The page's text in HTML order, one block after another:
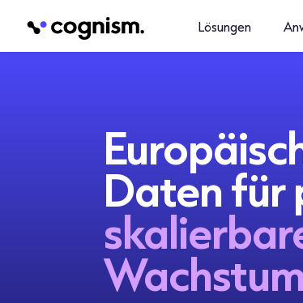
Lösungen
Daten für
Wachstum